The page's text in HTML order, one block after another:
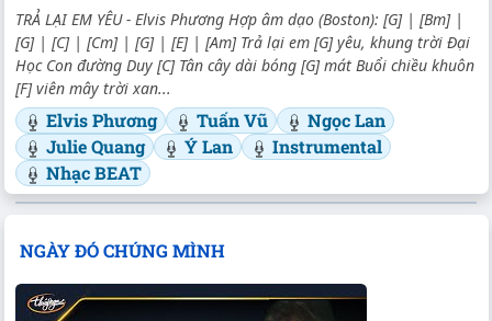
TRẢ LẠI EM YÊU - Elvis Phương Hợp âm dạo (Boston): [G] | [Bm] |
[G] | [C] | [Cm] | [G] | [E] | [Am] Trả lại em [G] yêu, khung trời Đại
Học Con đường Duy [C] Tân cây dài bóng [G] mát Buổi chiều khuôn
[F] viên mây trời xan...
Elvis Phương Tuấn Vũ
Ngọc Lan
Julie Quang
Ý Lan
Instrumental
Nhạc BEAT
NGÀY ĐÓ CHÚNG MÌNH